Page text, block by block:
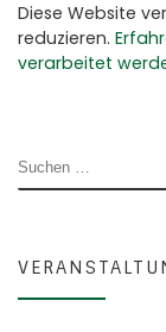
Diese Website
reduzieren.
verarbeitet
SUCHE